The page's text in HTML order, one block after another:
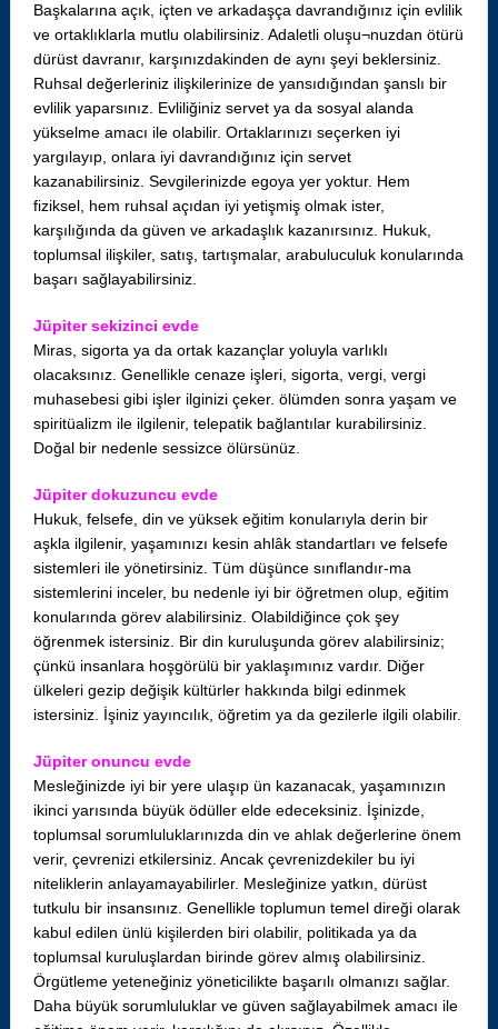
Başkalarına açık, içten ve arkadaşça davrandığınız için evlilik
ve ortaklıklarla mutlu olabilirsiniz. Adaletli oluşu¬nuzdan ötürü
dürüst davranır, karşınızdakinden de aynı şeyi beklersiniz.
Ruhsal değerleriniz ilişkilerinize de yansıdığından şanslı bir
evlilik yaparsınız. Evliliğiniz servet ya da sosyal alanda
yükselme amacı ile olabilir. Ortaklarınızı seçerken iyi
yargılayıp, onlara iyi davrandığınız için servet
kazanabilirsiniz. Sevgilerinizde egoya yer yoktur. Hem
fiziksel, hem ruhsal açıdan iyi yetişmiş olmak ister,
karşılığında da güven ve arkadaşlık kazanırsınız. Hukuk,
toplumsal ilişkiler, satış, tartışmalar, arabuluculuk konularında
başarı sağlayabilirsiniz.
Jüpiter sekizinci evde
Miras, sigorta ya da ortak kazançlar yoluyla varlıklı
olacaksınız. Genellikle cenaze işleri, sigorta, vergi, vergi
muhasebesi gibi işler ilginizi çeker. ölümden sonra yaşam ve
spiritüalizm ile ilgilenir, telepatik bağlantılar kurabilirsiniz.
Doğal bir nedenle sessizce ölürsünüz.
Jüpiter dokuzuncu evde
Hukuk, felsefe, din ve yüksek eğitim konularıyla derin bir
aşkla ilgilenir, yaşamınızı kesin ahlâk standartları ve felsefe
sistemleri ile yönetirsiniz. Tüm düşünce sınıflandır-ma
sistemlerini inceler, bu nedenle iyi bir öğretmen olup, eğitim
konularında görev alabilirsiniz. Olabildiğince çok şey
öğrenmek istersiniz. Bir din kuruluşunda görev alabilirsiniz;
çünkü insanlara hoşgörülü bir yaklaşımınız vardır. Diğer
ülkeleri gezip değişik kültürler hakkında bilgi edinmek
istersiniz. İşiniz yayıncılık, öğretim ya da gezilerle ilgili olabilir.
Jüpiter onuncu evde
Mesleğinizde iyi bir yere ulaşıp ün kazanacak, yaşamınızın
ikinci yarısında büyük ödüller elde edeceksiniz. İşinizde,
toplumsal sorumluluklarınızda din ve ahlak değerlerine önem
verir, çevrenizi etkilersiniz. Ancak çevrenizdekiler bu iyi
niteliklerin anlayamayabilirler. Mesleğinize yatkın, dürüst
tutkulu bir insansınız. Genellikle toplumun temel direği olarak
kabul edilen ünlü kişilerden biri olabilir, politikada ya da
toplumsal kuruluşlardan birinde görev almış olabilirsiniz.
Örgütleme yeteneğiniz yöneticilikte başarılı olmanızı sağlar.
Daha büyük sorumluluklar ve güven sağlayabilmek amacı ile